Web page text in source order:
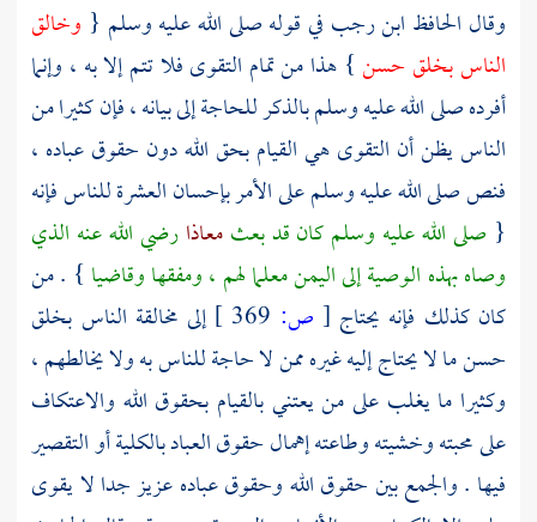
وقال الحافظ ابن رجب في قوله صلى الله عليه وسلم { وخالق
الناس بخلق حسن} هذا من تمام التقوى فلا تتم إلا به ، وإنما
أفرده صلى الله عليه وسلم بالذكر للحاجة إلى بيانه ، فإن كثيرا من
الناس يظن أن التقوى هي القيام بحق الله دون حقوق عباده ،
فنص صلى الله عليه وسلم على الأمر بإحسان العشرة للناس فإنه
{ صلى الله عليه وسلم كان قد بعثمعاذارضي الله عنه الذي
وصاه بهذه الوصية إلىاليمنمعلما لهم ، ومفقها وقاضيا } . من
كان كذلك فإنه يحتاج [ ص:
إلى مخالقة الناس بخلق
حسن ما لا يحتاج إليه غيره ممن لا حاجة للناس به ولا يخالطهم ،
وكثيرا ما يغلب على من يعتني بالقيام بحقوق الله والاعتكاف
على محبته وخشيته وطاعته إهمال حقوق العباد بالكلية أو التقصير
فيها . والجمع بين حقوق الله وحقوق عباده عزيز جدا لا يقوى